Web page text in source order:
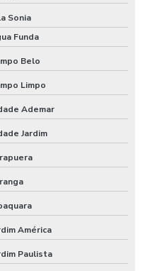
Sonia
Funda
Belo
Limpo
Ademar
Jardim
América
Paulista